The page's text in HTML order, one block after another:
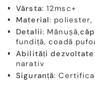
Vârsta: 12msc+
Material: poliester,
Detalii: Mănușă,
fundiță, coadă
Abilități
narativ
Siguranță: